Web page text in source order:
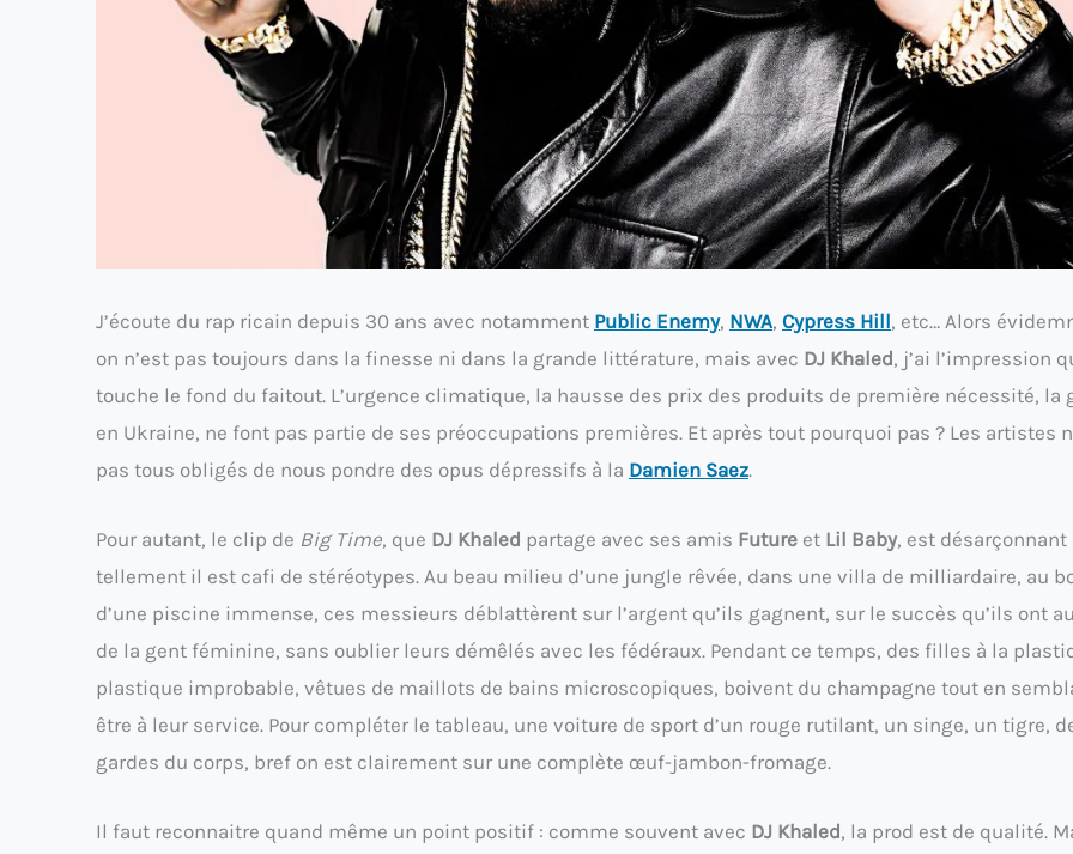
J’écoute du rap ricain depuis 30 ans avec notamment Public Enemy, NWA, Cypress Hill, etc… Alors
on n’est pas toujours dans la finesse ni dans la grande littérature, mais avec DJ Khaled, j’ai l’impression
touche le fond du faitout. L’urgence climatique, la hausse des prix des produits de première nécessité, la
en Ukraine, ne font pas partie de ses préoccupations premières. Et après tout pourquoi pas ? Les artistes
pas tous obligés de nous pondre des opus dépressifs à la Damien Saez.
Pour autant, le clip de Big Time, que DJ Khaled partage avec ses amis Future et Lil Baby, est désarçonnant
tellement il est cafi de stéréotypes. Au beau milieu d’une jungle rêvée, dans une villa de milliardaire, au
d’une piscine immense, ces messieurs déblattèrent sur l’argent qu’ils gagnent, sur le succès qu’ils ont
de la gent féminine, sans oublier leurs démêlés avec les fédéraux. Pendant ce temps, des filles à la
plastique improbable, vêtues de maillots de bains microscopiques, boivent du champagne tout en
être à leur service. Pour compléter le tableau, une voiture de sport d’un rouge rutilant, un singe, un tigre,
gardes du corps, bref on est clairement sur une complète œuf-jambon-fromage.
Il faut reconnaitre quand même un point positif : comme souvent avec DJ Khaled, la prod est de qualité.